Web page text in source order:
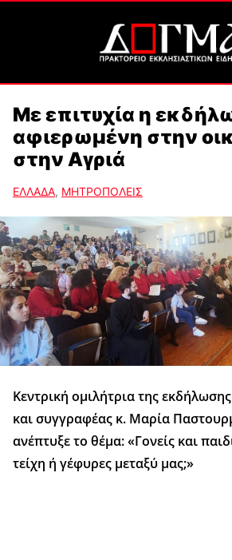
Με επιτυχία η
αφιερωμένη στην
στην Αγριά
ΕΛΛΑΔΑ, ΜΗΤΡΟΠΟΛΕΙΣ
Κεντρική ομιλήτρια της
και συγγραφέας κ. Μαρία
ανέπτυξε το θέμα: «Γονείς και
τείχη ή γέφυρες μεταξύ μας;»